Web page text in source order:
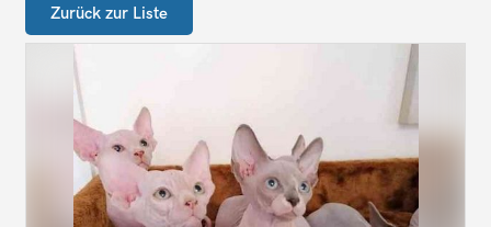
Zurück zur Liste